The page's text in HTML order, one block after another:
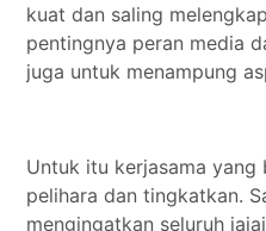
kuat dan saling
pentingnya peran media
juga untuk menampung
Untuk itu kerjasama
pelihara dan tingkatkan.
mengingatkan seluruh